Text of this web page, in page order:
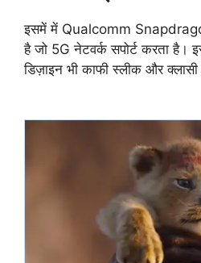
इसमें में Qualcomm
है जो 5G नेटवर्क सपोर्ट करता है।
डिज़ाइन भी काफी स्लीक और क्लासी